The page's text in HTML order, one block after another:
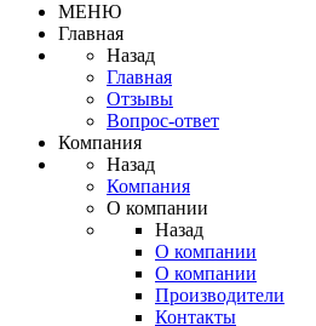
МЕНЮ
Главная
Назад
Главная
Отзывы
Вопрос-ответ
Компания
Назад
Компания
О компании
Назад
О компании
О компании
Производители
Контакты